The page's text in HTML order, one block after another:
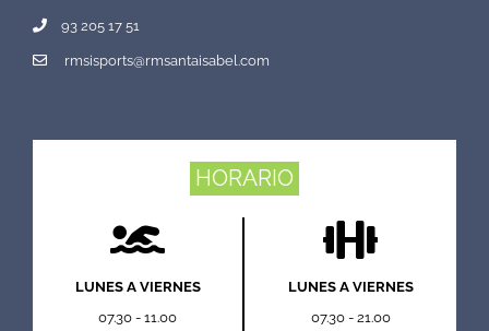
93 205 17 51
rmsisports@rmsantaisabel.com
HORARIO
LUNES A VIERNES
07.30 - 11.00
LUNES A VIERNES
07.30 - 21.00